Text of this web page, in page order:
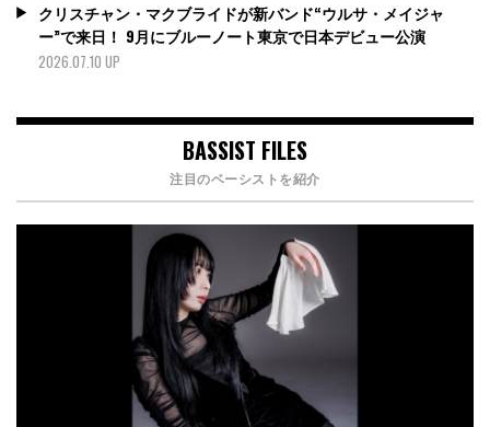
クリスチャン・マクブライドが新バンド“ウルサ・メイジャ
ー”で来日！ 9月にブルーノート東京で日本デビュー公演
2026.07.10 UP
BASSIST FILES
注目のベーシストを紹介